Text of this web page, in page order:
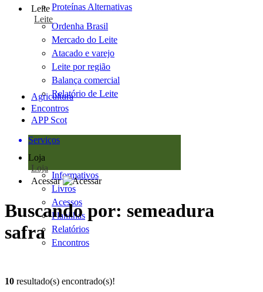
Proteínas Alternativas
Leite
Leite
Ordenha Brasil
Mercado do Leite
Atacado e varejo
Leite por região
Balança comercial
Relatório de Leite
Agricultura
Encontros
APP Scot
Serviços
Loja
Loja
Informativos
Livros
Acessos
Planilhas
Relatórios
Encontros
Acessar
Buscando por: semeadura
safra
10 resultado(s) encontrado(s)!